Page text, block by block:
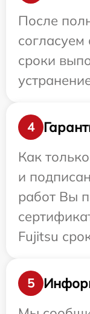
После
согласуем
сроки
4
Как
и
работ Вы
Fujitsu
5